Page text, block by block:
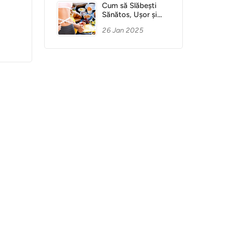
Cum să Slăbești
Sănătos, Ușor și
26 Jan 2025